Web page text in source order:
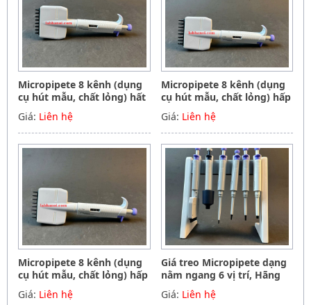
Micropipete 8 kênh (dụng
cụ hút mẫu, chất lỏng) hất
tiệt trùng 50-300ul, Hãng
Phoenix instrument
Germany
Giá: Liên hệ
Micropipete 8 kênh (dụng
cụ hút mẫu, chất lỏng) hấp
tiệt trùng 5-50ul, Hãng
Phoenix instrument
Germany
Giá: Liên hệ
Micropipete 8 kênh (dụng
cụ hút mẫu, chất lỏng) hấp
tiệt trùng 0.5-10ul, Hãng
Phoenix instrument
Giá: Liên hệ
Giá treo Micropipete dạng
nằm ngang 6 vị trí, Hãng
Phoenix instrument
Germany
Giá: Liên hệ